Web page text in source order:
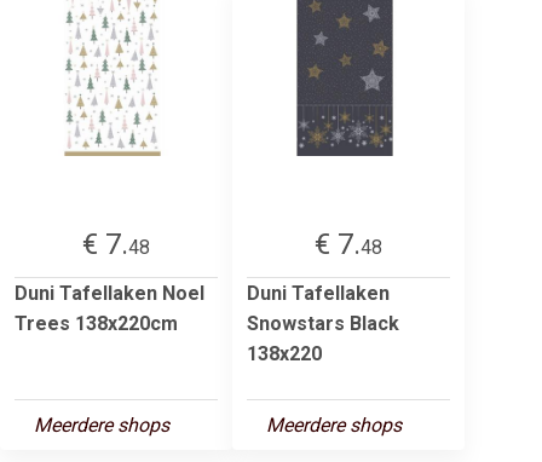
€ 7.48
Duni Tafellaken Noel
Trees 138x220cm
Meerdere shops
€ 7.48
Duni Tafellaken
Snowstars Black
138x220
Meerdere shops